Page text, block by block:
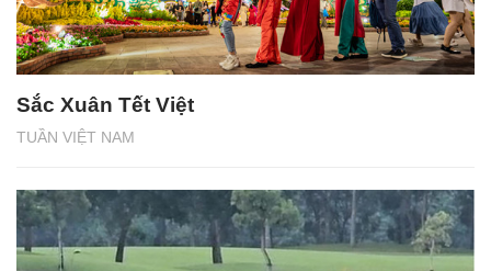
TUẦN VIỆT NAM
Sắc Xuân Tết Việt